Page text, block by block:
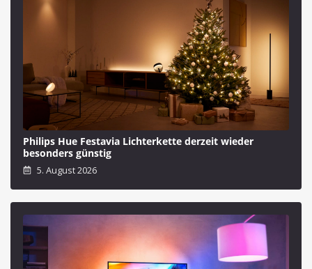
Philips Hue Festavia Lichterkette derzeit wieder
besonders günstig
5. August 2026